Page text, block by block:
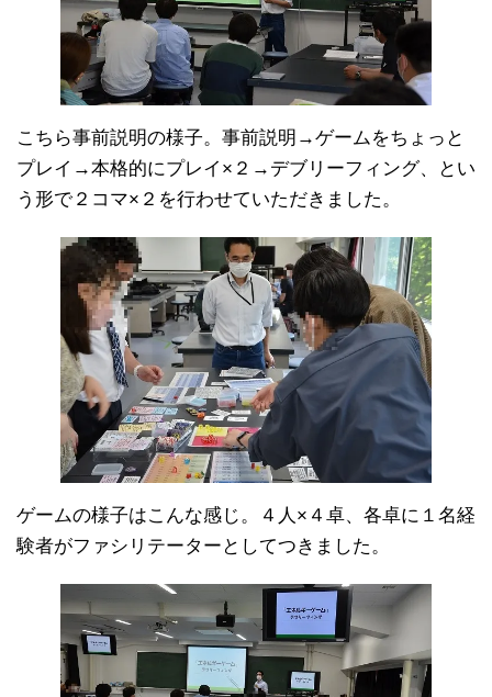
こちら事前説明の様子。事前説明→ゲームをちょっと
プレイ→本格的にプレイ×２→デブリーフィング、とい
う形で２コマ×２を行わせていただきました。
ゲームの様子はこんな感じ。４人×４卓、各卓に１名経
験者がファシリテーターとしてつきました。